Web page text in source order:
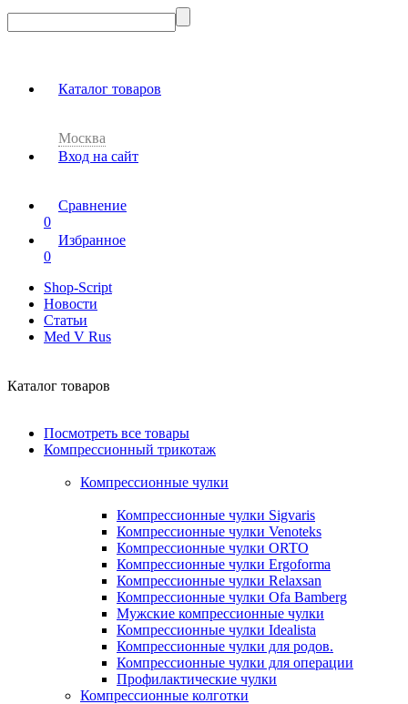
Каталог товаров
Москва
Вход на сайт
Сравнение
0
Избранное
0
Shop-Script
Новости
Статьи
Med V Rus
Каталог товаров
Посмотреть все товары
Компрессионный трикотаж
Компрессионные чулки
Компрессионные чулки Sigvaris
Компрессионные чулки Venoteks
Компрессионные чулки ORTO
Компрессионные чулки Ergoforma
Компрессионные чулки Relaxsan
Компрессионные чулки Ofa Bamberg
Мужские компрессионные чулки
Компрессионные чулки Idealista
Компрессионные чулки для родов.
Компрессионные чулки для операции
Профилактические чулки
Компрессионные колготки